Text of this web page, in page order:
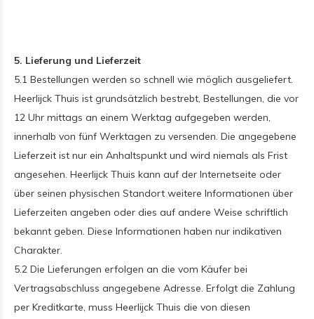
5. Lieferung und Lieferzeit
5.1 Bestellungen werden so schnell wie möglich ausgeliefert.
Heerlijck Thuis ist grundsätzlich bestrebt, Bestellungen, die vor
12 Uhr mittags an einem Werktag aufgegeben werden,
innerhalb von fünf Werktagen zu versenden. Die angegebene
Lieferzeit ist nur ein Anhaltspunkt und wird niemals als Frist
angesehen. Heerlijck Thuis kann auf der Internetseite oder
über seinen physischen Standort weitere Informationen über
Lieferzeiten angeben oder dies auf andere Weise schriftlich
bekannt geben. Diese Informationen haben nur indikativen
Charakter.
5.2 Die Lieferungen erfolgen an die vom Käufer bei
Vertragsabschluss angegebene Adresse. Erfolgt die Zahlung
per Kreditkarte, muss Heerlijck Thuis die von diesen